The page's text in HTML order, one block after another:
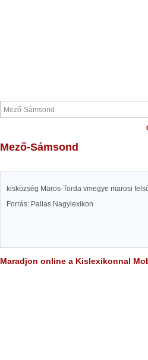
Mező-Sámsond
kisközség Maros-Torda vmegye marosi
Forrás: Pallas Nagylexikon
Maradjon online a Kislexikonnal